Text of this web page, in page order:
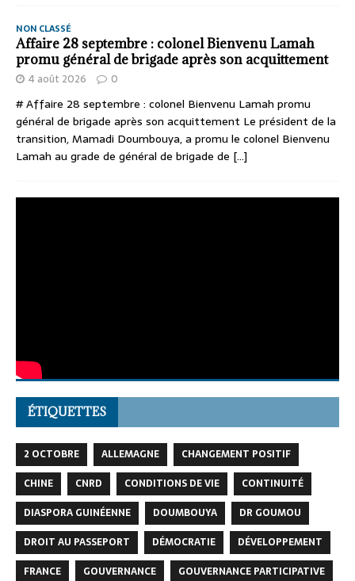
NON CLASSÉ
Affaire 28 septembre : colonel Bienvenu Lamah
promu général de brigade après son acquittement
4 août 2026 0
# Affaire 28 septembre : colonel Bienvenu Lamah promu
général de brigade après son acquittement Le président de la
transition, Mamadi Doumbouya, a promu le colonel Bienvenu
Lamah au grade de général de brigade de [...]
ÉTIQUETTES
2 OCTOBRE ALLEMAGNE
CHANGEMENT POSITIF
CHINE
CNRD CONDITIONS DE VIE
CONTINUITÉ
DIASPORA GUINÉENNE
DOUMBOUYA
DR GOUMOU
DROIT AU PASSEPORT
DÉMOCRATIE
DÉVELOPPEMENT
FRANCE
GOUVERNANCE
GOUVERNANCE PARTICIPATIVE